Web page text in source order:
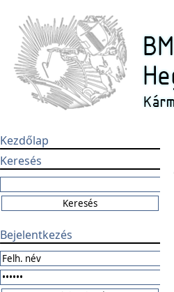
Kezdőlap
Keresés
Bejelentkezés